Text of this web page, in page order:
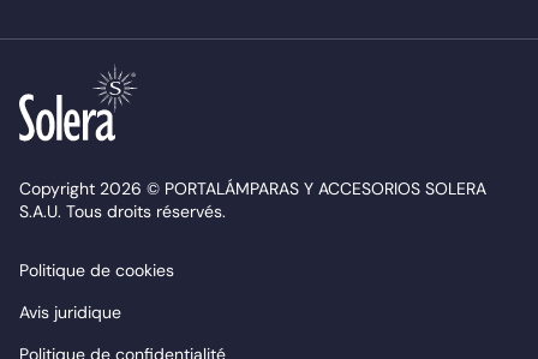
Copyright 2026 © PORTALÁMPARAS Y ACCESORIOS SOLERA
S.A.U. Tous droits réservés.
Politique de cookies
Avis juridique
Politique de confidentialité